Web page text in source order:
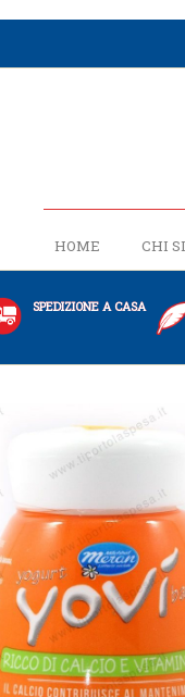
HOME CHI
SPEDIZIONE A CASA